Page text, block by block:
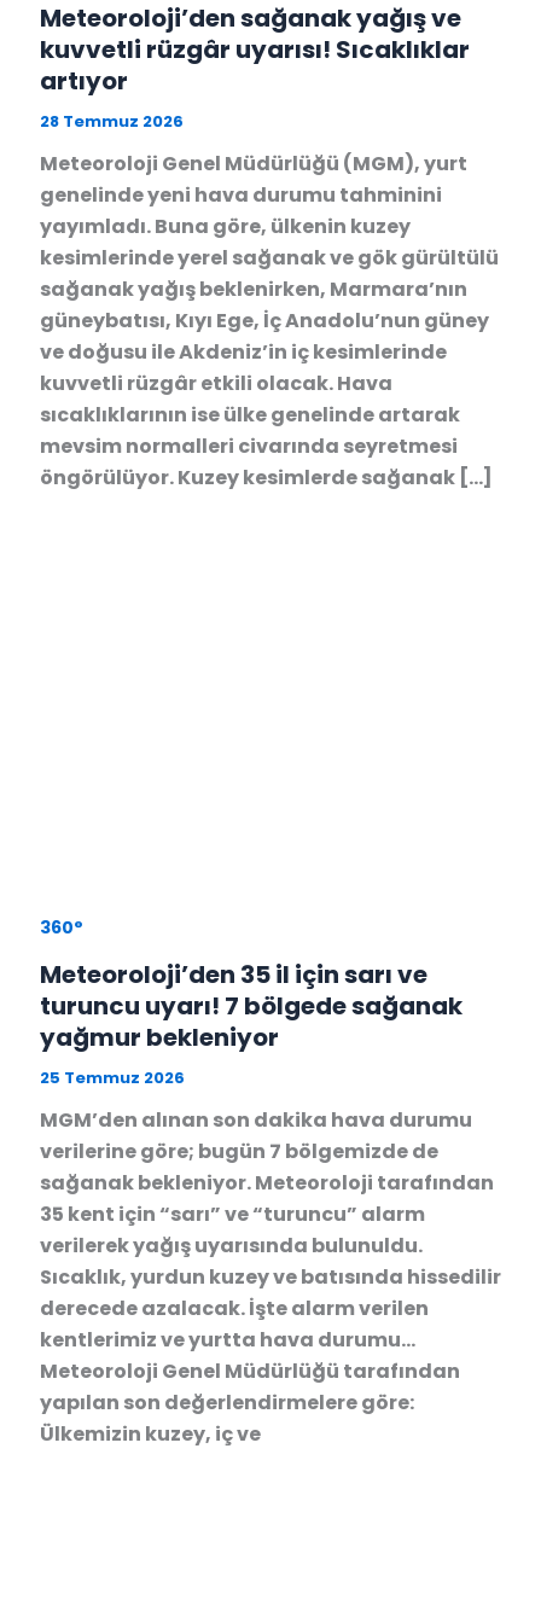
Meteoroloji’den sağanak yağış ve
kuvvetli rüzgâr uyarısı! Sıcaklıklar
artıyor
28 Temmuz 2026
Meteoroloji Genel Müdürlüğü (MGM), yurt
genelinde yeni hava durumu tahminini
yayımladı. Buna göre, ülkenin kuzey
kesimlerinde yerel sağanak ve gök gürültülü
sağanak yağış beklenirken, Marmara’nın
güneybatısı, Kıyı Ege, İç Anadolu’nun güney
ve doğusu ile Akdeniz’in iç kesimlerinde
kuvvetli rüzgâr etkili olacak. Hava
sıcaklıklarının ise ülke genelinde artarak
mevsim normalleri civarında seyretmesi
öngörülüyor. Kuzey kesimlerde sağanak […]
360°
Meteoroloji’den 35 il için sarı ve
turuncu uyarı! 7 bölgede sağanak
yağmur bekleniyor
25 Temmuz 2026
MGM’den alınan son dakika hava durumu
verilerine göre; bugün 7 bölgemizde de
sağanak bekleniyor. Meteoroloji tarafından
35 kent için “sarı” ve “turuncu” alarm
verilerek yağış uyarısında bulunuldu.
Sıcaklık, yurdun kuzey ve batısında hissedilir
derecede azalacak. İşte alarm verilen
kentlerimiz ve yurtta hava durumu…
Meteoroloji Genel Müdürlüğü tarafından
yapılan son değerlendirmelere göre:
Ülkemizin kuzey, iç ve